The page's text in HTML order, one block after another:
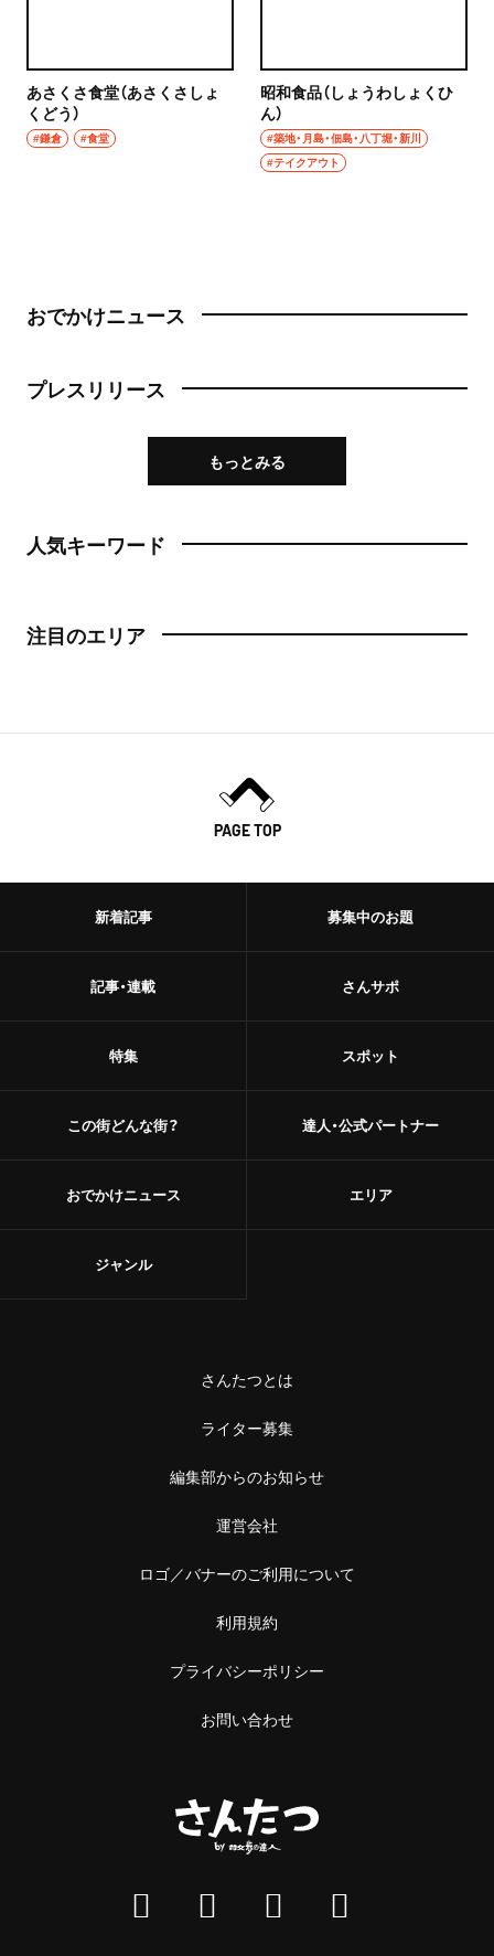
あさくさ食堂（あさくさしょ
くどう）
#鎌倉 #食堂
昭和食品（しょうわしょくひ
ん）
#築地・月島・佃島・八丁堀・新川
#テイクアウト
おでかけニュース
プレスリリース
もっとみる
人気キーワード
注目のエリア
PAGE TOP
新着記事
記事・連載
特集
この街どんな街？
おでかけニュース
募集中のお題
さんサポ
スポット
達人・公式パートナー
エリア
ジャンル
さんたつとは
ライター募集
編集部からのお知らせ
運営会社
ロゴ／バナーのご利用について
利用規約
プライバシーポリシー
お問い合わせ